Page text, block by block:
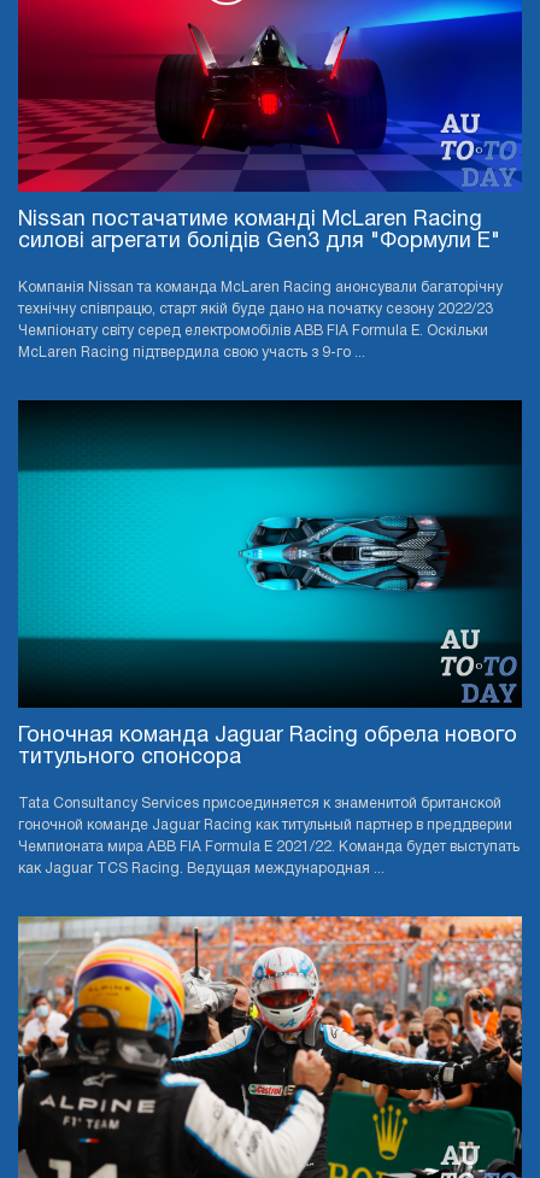
Nissan постачатиме команді McLaren Racing
силові агрегати болідів Gen3 для "Формули E"
Компанія Nissan та команда McLaren Racing анонсували багаторічну
технічну співпрацю, старт якій буде дано на початку сезону 2022/23
Чемпіонату світу серед електромобілів ABB FIA Formula E. Оскільки
McLaren Racing підтвердила свою участь з 9-го ...
Гоночная команда Jaguar Racing обрела нового
титульного спонсора
Tata Consultancy Services присоединяется к знаменитой британской
гоночной команде Jaguar Racing как титульный партнер в преддверии
Чемпионата мира ABB FIA Formula E 2021/22. Команда будет выступать
как Jaguar TCS Racing. Ведущая международная ...